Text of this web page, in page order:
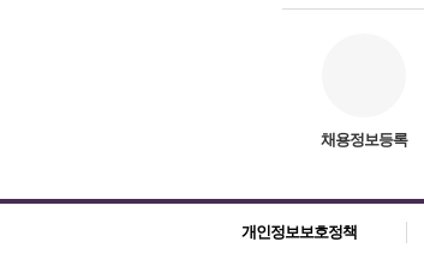
채용정보등록
개인정보보호정책